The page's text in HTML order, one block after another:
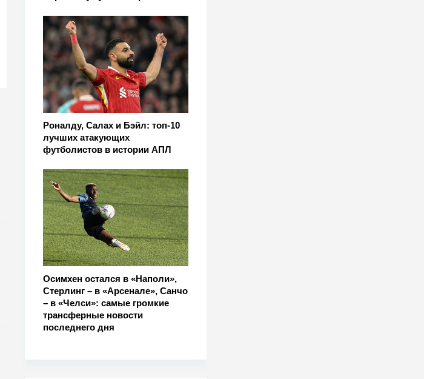
Роналду, Салах и Бэйл: топ-10
лучших атакующих
футболистов в истории АПЛ
Осимхен остался в «Наполи»,
Стерлинг – в «Арсенале», Санчо
– в «Челси»: самые громкие
трансферные новости
последнего дня